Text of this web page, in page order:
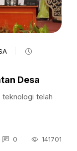
Desa
telah
0 141701